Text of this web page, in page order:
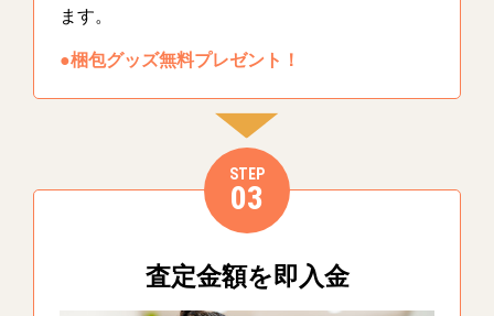
ます。
●梱包グッズ無料プレゼント！
STEP
03
査定金額を即入金